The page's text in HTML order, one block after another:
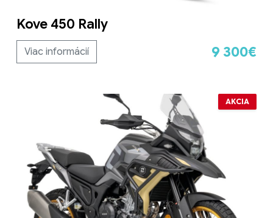
Kove 450 Rally
Viac informácií 9 300€
AKCIA